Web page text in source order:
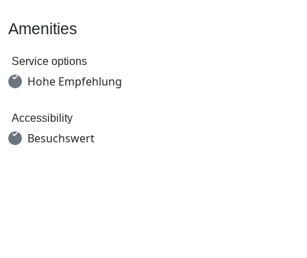
Amenities
Service options
Hohe Empfehlung
Accessibility
Besuchswert